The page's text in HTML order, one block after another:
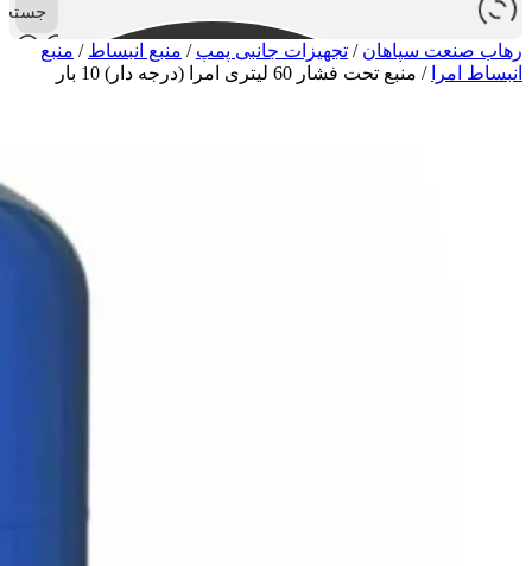
رهاب صنعت سپاهان / تجهیزات جانبی پمپ / منبع انبساط / منبع
انبساط امرا
/ منبع تحت فشار 60 لیتری امرا (درجه دار) 10 بار